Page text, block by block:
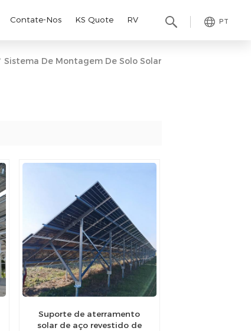
PT
Contate-Nos KS Quote RV
Sistema De Montagem De Solo Solar
Suporte de aterramento
solar de aço revestido de